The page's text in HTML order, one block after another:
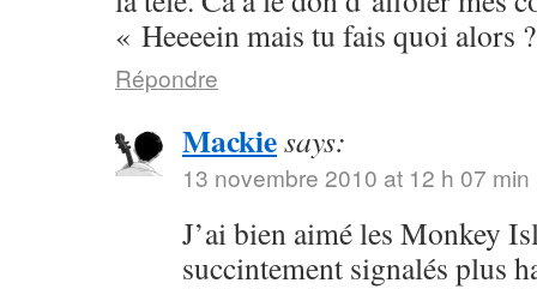
« Heeeein mais tu fais quoi alors
Répondre
Mackiesays:
13 novembre 2010 at 12 h 07 min
J’ai bien aimé les Monkey
succintement signalés plus